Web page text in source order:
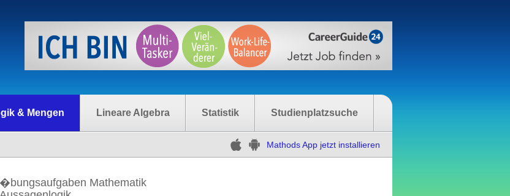
& Mengen Lineare Algebra Statistik Studienplatzsuche
Mathods App jetzt installieren
�bungsaufgaben Mathematik